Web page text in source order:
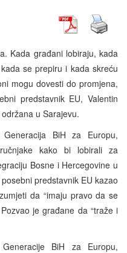
Kada građani lobiraju, kada
se prepiru i kada skreću
mogu dovesti do promjena,
predstavnik EU, Valentin
u Sarajevu.
BiH za Europu,
kako bi lobirali za
Bosne i Hercegovine u
predstavnik EU kazao
da “imaju pravo da se
je građane da “traže i
BiH za Europu,